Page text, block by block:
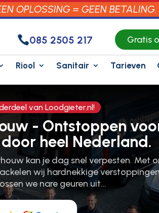
OPLOSSING = GEEN BETALING.
085 2505 217 Gratis
Riool Sanitair Tarieven
van Loodgieter.nl!
- Ontstoppen
heel Nederland.
kan je dag snel verpesten.​ Met
wij hardnekkige
we nare geuren uit…